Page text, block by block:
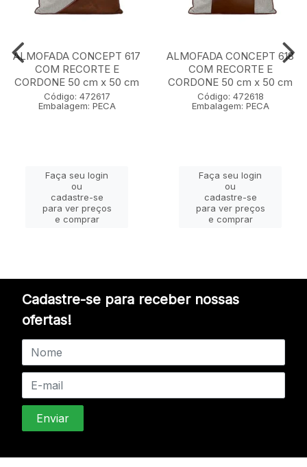
ALMOFADA CONCEPT 617
COM RECORTE E
CORDONE 50 cm x 50 cm
Código: 472617
Embalagem: PECA
Faça seu login
ou
cadastre-se
para ver preços
e comprar
ALMOFADA CONCEPT 618
COM RECORTE E
CORDONE 50 cm x 50 cm
Código: 472618
Embalagem: PECA
Faça seu login
ou
cadastre-se
para ver preços
e comprar
Cadastre-se para receber nossas
ofertas!